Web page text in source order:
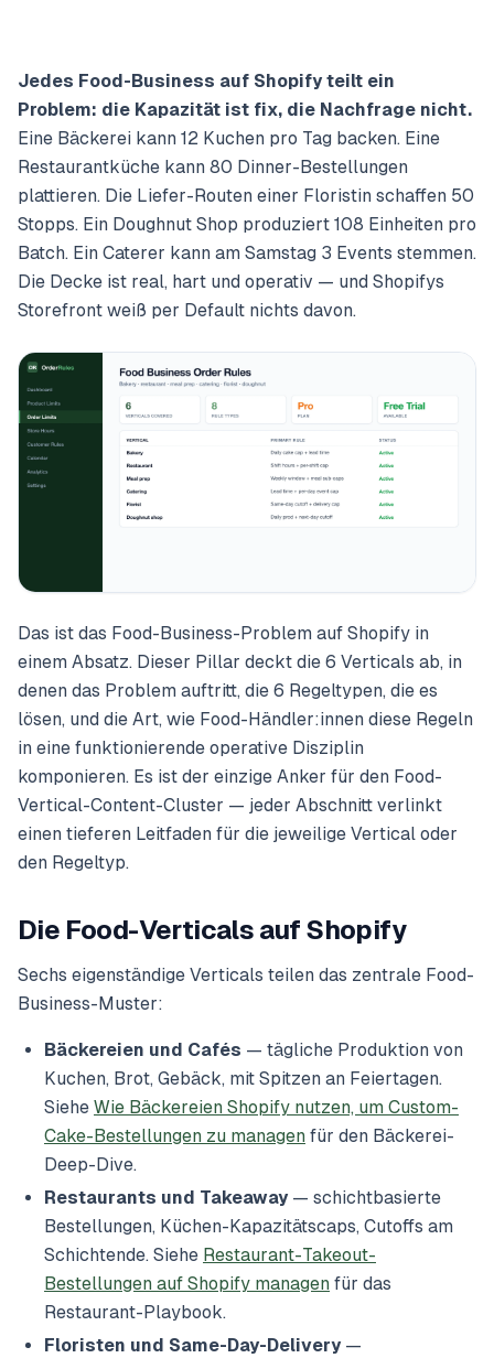
Jedes Food-Business auf Shopify teilt ein
Problem: die Kapazität ist fix, die Nachfrage nicht.
Eine Bäckerei kann 12 Kuchen pro Tag backen. Eine
Restaurantküche kann 80 Dinner-Bestellungen
plattieren. Die Liefer-Routen einer Floristin schaffen 50
Stopps. Ein Doughnut Shop produziert 108 Einheiten pro
Batch. Ein Caterer kann am Samstag 3 Events stemmen.
Die Decke ist real, hart und operativ — und Shopifys
Storefront weiß per Default nichts davon.
Das ist das Food-Business-Problem auf Shopify in
einem Absatz. Dieser Pillar deckt die 6 Verticals ab, in
denen das Problem auftritt, die 6 Regeltypen, die es
lösen, und die Art, wie Food-Händler:innen diese Regeln
in eine funktionierende operative Disziplin
komponieren. Es ist der einzige Anker für den Food-
Vertical-Content-Cluster — jeder Abschnitt verlinkt
einen tieferen Leitfaden für die jeweilige Vertical oder
den Regeltyp.
Die Food-Verticals auf Shopify
Sechs eigenständige Verticals teilen das zentrale Food-
Business-Muster:
Bäckereien und Cafés — tägliche Produktion von
Kuchen, Brot, Gebäck, mit Spitzen an Feiertagen.
Siehe Wie Bäckereien Shopify nutzen, um Custom-
Cake-Bestellungen zu managen für den Bäckerei-
Deep-Dive.
Restaurants und Takeaway — schichtbasierte
Bestellungen, Küchen-Kapazitätscaps, Cutoffs am
Schichtende. Siehe Restaurant-Takeout-
Bestellungen auf Shopify managen für das
Restaurant-Playbook.
Floristen und Same-Day-Delivery —